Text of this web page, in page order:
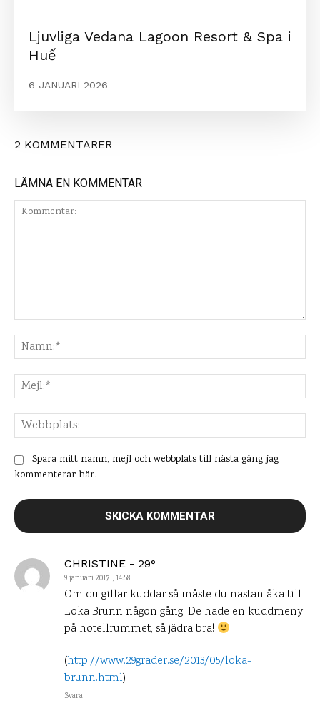
Ljuvliga Vedana Lagoon Resort & Spa i
Huế
6 JANUARI 2026
2 KOMMENTARER
CHRISTINE - 29°
9 januari 2017 , 14:58
Om du gillar kuddar så måste du nästan åka till
Loka Brunn någon gång. De hade en kuddmeny
på hotellrummet, så jädra bra!
(http://www.29grader.se/2013/05/loka-
brunn.html)
Svara
LÄMNA EN KOMMENTAR
Spara mitt namn, mejl och webbplats till nästa gång jag
kommenterar här.